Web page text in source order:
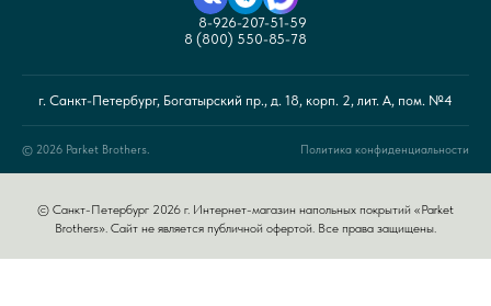
8-926-207-51-59
8 (800) 550-85-78
г. Санкт-Петербург, Богатырский пр., д. 18, корп. 2, лит. А, пом. №4
© 2026 Parket Brothers. Политика конфиденциальности
© Санкт-Петербург 2026 г. Интернет-магазин напольных покрытий «Parket
Brothers». Сайт не является публичной офертой. Все права защищены.